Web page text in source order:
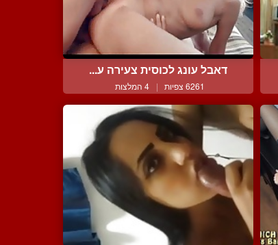
דאבל עונג לכוסית צעירה ע...
6261 צפיות | 4 המלצות